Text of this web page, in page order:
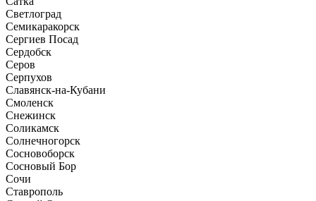
Светлоград
Семикаракорск
Сергиев Посад
Сердобск
Серов
Серпухов
Славянск-на-Кубани
Смоленск
Снежинск
Соликамск
Солнечногорск
Сосновоборск
Сосновый Бор
Сочи
Ставрополь